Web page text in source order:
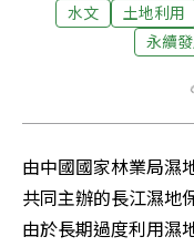
水文 土地利用
永續
由中國國家林業局濕
共同主辦的長江濕地
由於長期過度利用濕